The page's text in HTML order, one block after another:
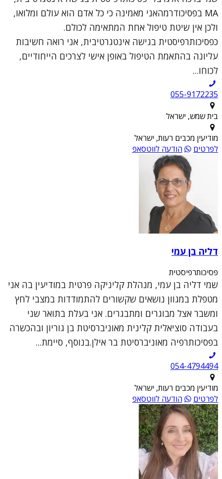
MA בפסיכודרמהאני מאמינה כי כל אדם הוא עולם ומלואו,
ולכן אין שיטת טיפול אחת המתאימה לכולם.
כפסיכותרפיסטית בגישה אינטגרטיבית, אני רואה חשיבות
עליונה בהתאמת הטיפול באופן אישי לצרכים הייחודיים,
לכוחו...
055-9172235
בית שמש, ישראל
מודיעין מכבים רעות, ישראל
לפרטים
הודעה לווטסאפ
דליה בן עמי
פסיכותרפיסטית
שמי דליה בן עמי, מנהלת קליניקה פרטית במודיעין בה אני
מטפלת במגוון נושאים שקשורים להתמודדות במצבי לחץ
ומשבר אצל מבוגרים ומתבגרים. אני בעלת בתואר שני
בעבודה סוציאלית קלינית מאוניברסיטת בן גוריון ובהכשרה
בפסיכותרפיה מאוניברסיטת בר אילן.בנוסף, סיימת...
054-4794494
מודיעין מכבים רעות, ישראל
לפרטים
הודעה לווטסאפ